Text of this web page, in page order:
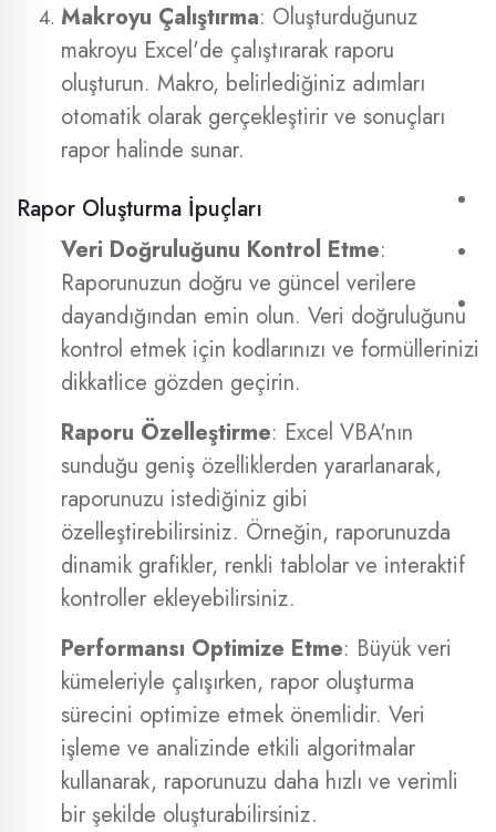
Makroyu Çalıştırma: Oluşturduğunuz
makroyu Excel'de çalıştırarak raporu
oluşturun. Makro, belirlediğiniz adımları
otomatik olarak gerçekleştirir ve sonuçları
rapor halinde sunar.
Rapor Oluşturma İpuçları
Veri Doğruluğunu Kontrol Etme:
Raporunuzun doğru ve güncel verilere
dayandığından emin olun. Veri doğruluğunu
kontrol etmek için kodlarınızı ve formüllerinizi
dikkatlice gözden geçirin.
Raporu Özelleştirme: Excel VBA'nın
sunduğu geniş özelliklerden yararlanarak,
raporunuzu istediğiniz gibi
özelleştirebilirsiniz. Örneğin, raporunuzda
dinamik grafikler, renkli tablolar ve interaktif
kontroller ekleyebilirsiniz.
Performansı Optimize Etme: Büyük veri
kümeleriyle çalışırken, rapor oluşturma
sürecini optimize etmek önemlidir. Veri
işleme ve analizinde etkili algoritmalar
kullanarak, raporunuzu daha hızlı ve verimli
bir şekilde oluşturabilirsiniz.